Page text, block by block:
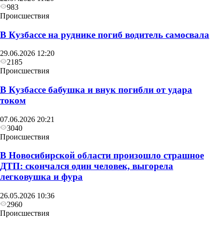
983
Происшествия
В Кузбассе на руднике погиб водитель самосвала
29.06.2026 12:20
2185
Происшествия
В Кузбассе бабушка и внук погибли от удара
током
07.06.2026 20:21
3040
Происшествия
В Новосибирской области произошло страшное
ДТП: скончался один человек, выгорела
легковушка и фура
26.05.2026 10:36
2960
Происшествия